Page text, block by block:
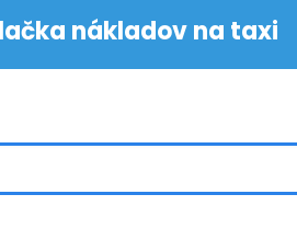
nákladov na taxi